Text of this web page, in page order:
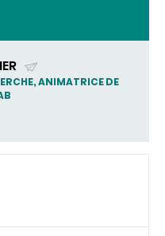
ANIMATRICE DE